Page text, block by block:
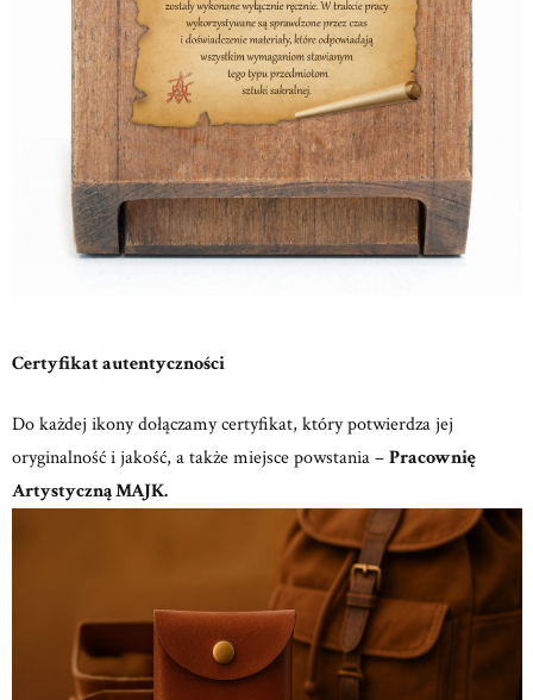
Certyfikat autentyczności
Do każdej ikony dołączamy certyfikat, który potwierdza jej
oryginalność i jakość, a także miejsce powstania –Pracownię
Artystyczną MAJK.